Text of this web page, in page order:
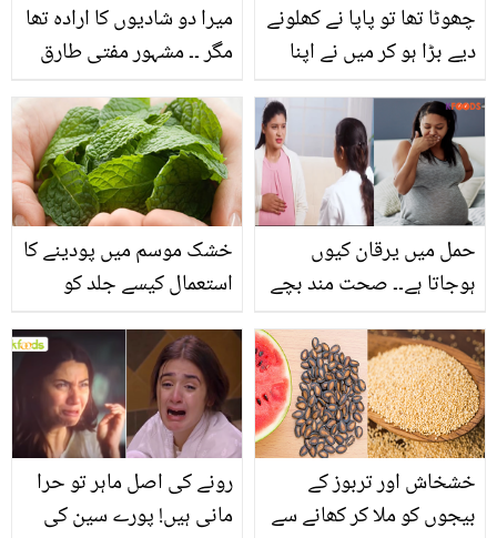
میرا دو شادیوں کا ارادہ تھا
مگر ۔۔ مشہور مفتی طارق
شادیوں پر مجبور کیا؟
جانیے
چھوٹا تھا تو پاپا نے کھلونے
دیے بڑا ہو کر میں نے اپنا
میں جاتے باپ کی جان
بچانے والے عظیم بیٹے کی
کہانی
خشک موسم میں پودینے کا
استعمال کیسے جلد کو
جانیں کچھ راز جو کریں
آپ کی خوبصورتی میں
اضافہ
حمل میں یرقان کیوں
ہوجاتا ہے۔۔ صحت مند بچے
سنگین مرض میں کیا
احتیاط کرنی چاہیے؟
رونے کی اصل ماہر تو حرا
مانی ہیں! پورے سین کی
خشخاش اور تربوز کے
بیجوں کو ملا کر کھانے سے